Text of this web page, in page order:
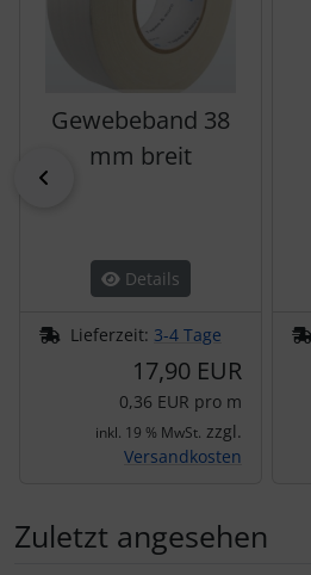
Gewebeband 38
mm breit
Details
Lieferzeit: 3-4 Tage
17,90 EUR
0,36 EUR pro m
inkl. 19 % MwSt. zzgl.
Versandkosten
Zuletzt angesehen